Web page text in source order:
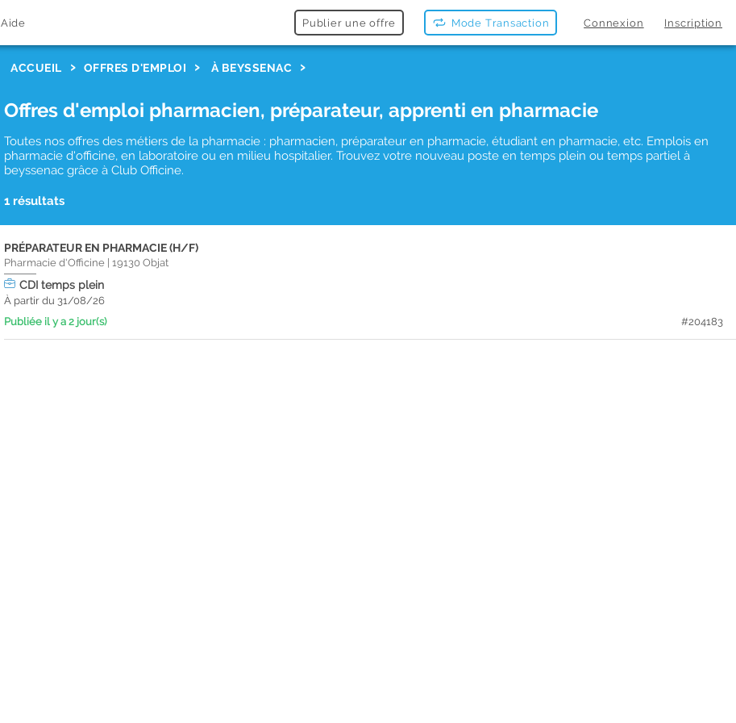
Aide Publier une offre Mode Transaction Connexion Inscription
ACCUEIL OFFRES D'EMPLOI À BEYSSENAC
Offres d'emploi pharmacien, préparateur, apprenti en pharmacie
Toutes nos offres des métiers de la pharmacie : pharmacien, préparateur en pharmacie, étudiant en pharmacie, etc. Emplois en
pharmacie d'officine, en laboratoire ou en milieu hospitalier. Trouvez votre nouveau poste en temps plein ou temps partiel à
beyssenac grâce à Club Officine.
1 résultats
PRÉPARATEUR EN PHARMACIE (H/F)
Pharmacie d'Officine |19130Objat
CDItemps plein
À partir du 31/08/26
Publiée il y a 2 jour(s)
#204183